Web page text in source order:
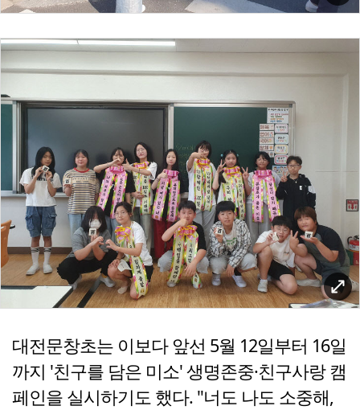
대전문창초는 이보다 앞선 5월 12일부터 16일
까지 '친구를 담은 미소' 생명존중·친구사랑 캠
페인을 실시하기도 했다. "너도 나도 소중해,